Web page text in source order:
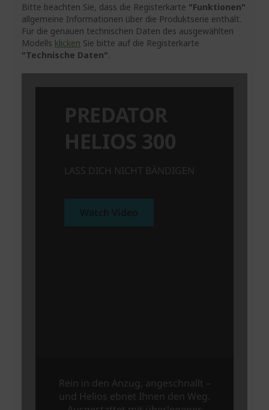
Bitte beachten Sie, dass die Registerkarte "Funktionen"
allgemeine Informationen über die Produktserie enthält.
Für die genauen technischen Daten des ausgewählten
Modells klicken Sie bitte auf die Registerkarte
"Technische Daten".